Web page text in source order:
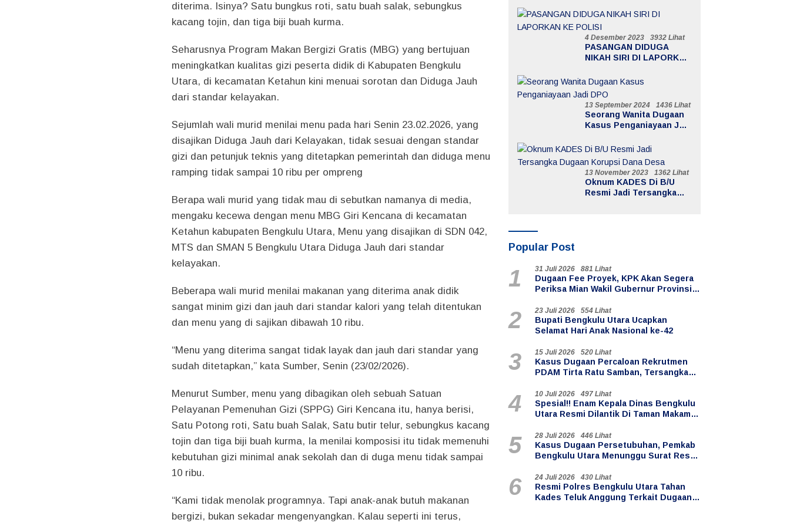
diterima. Isinya? Satu bungkus roti, satu buah salak, sebungkus
kacang tojin, dan tiga biji buah kurma.
Seharusnya Program Makan Bergizi Gratis (MBG) yang bertujuan
meningkatkan kualitas gizi peserta didik di Kabupaten Bengkulu
Utara, di kecamatan Ketahun kini menuai sorotan dan Diduga Jauh
dari standar kelayakan.
Sejumlah wali murid menilai menu pada hari Senin 23.02.2026, yang
disajikan Diduga Jauh dari Kelayakan, tidak sesuai dengan standar
gizi dan petunjuk teknis yang ditetapkan pemerintah dan diduga menu
ramping tidak sampai 10 ribu per ompreng
Berapa wali murid yang tidak mau di sebutkan namanya di media,
mengaku kecewa dengan menu MBG Giri Kencana di kecamatan
Ketahun kabupaten Bengkulu Utara, Menu yang disajikan di SDN 042,
MTS dan SMAN 5 Bengkulu Utara Diduga Jauh dari standar
kelayakan.
Beberapa wali murid menilai makanan yang diterima anak didik
sangat minim gizi dan jauh dari standar kalori yang telah ditentukan
dan menu yang di sajikan dibawah 10 ribu.
“Menu yang diterima sangat tidak layak dan jauh dari standar yang
sudah ditetapkan,” kata Sumber, Senin (23/02/2026).
Menurut Sumber, menu yang dibagikan oleh sebuah Satuan
Pelayanan Pemenuhan Gizi (SPPG) Giri Kencana itu, hanya berisi,
Satu Potong roti, Satu buah Salak, Satu butir telur, sebungkus kacang
tojin dan tiga biji buah kurma, Ia menilai komposisi itu tidak memenuhi
kebutuhan gizi minimal anak sekolah dan di duga menu tidak sampai
10 ribu.
“Kami tidak menolak programnya. Tapi anak-anak butuh makanan
bergizi, bukan sekadar mengenyangkan. Kalau seperti ini terus,
Sebayur
4 Desember 2023 3932 Lihat
PASANGAN DIDUGA
NIKAH SIRI DI LAPORKAN
13 September 2024 1436 Lihat
Seorang Wanita Dugaan
Kasus Penganiayaan Jadi
13 November 2023 1362 Lihat
Oknum KADES Di B/U
Resmi Jadi Tersangka
Popular Post
1 31 Juli 2026 881 Lihat
Dugaan Fee Proyek, KPK Akan Segera
Periksa Mian Wakil Gubernur Provinsi
2 23 Juli 2026 554 Lihat
Bupati Bengkulu Utara Ucapkan
Selamat Hari Anak Nasional ke-42
3 15 Juli 2026 520 Lihat
Kasus Dugaan Percaloan Rekrutmen
PDAM Tirta Ratu Samban, Tersangka
4 10 Juli 2026 497 Lihat
Spesial!! Enam Kepala Dinas Bengkulu
Utara Resmi Dilantik Di Taman Makam
5 28 Juli 2026 446 Lihat
Kasus Dugaan Persetubuhan, Pemkab
Bengkulu Utara Menunggu Surat Resmi
6 24 Juli 2026 430 Lihat
Resmi Polres Bengkulu Utara Tahan
Kades Teluk Anggung Terkait Dugaan